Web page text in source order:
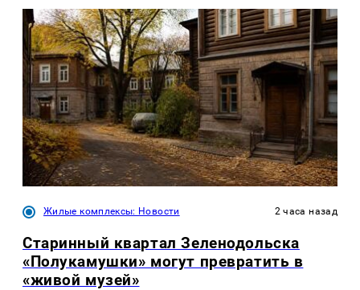
Жилые комплексы: Новости 2 часа назад
Старинный квартал Зеленодольска
«Полукамушки» могут превратить в
«живой музей»